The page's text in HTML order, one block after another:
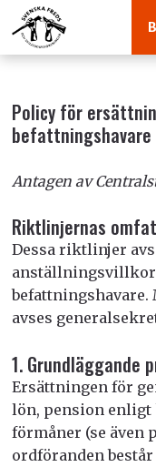
Policy för
befattningshavare
Antagen av
Riktlinjernas
Dessa riktlinjer
anställningsvillkor
befattningshavare.
avses
1. Grundläggande
Ersättningen för
lön, pension
förmåner (se även
ordföranden